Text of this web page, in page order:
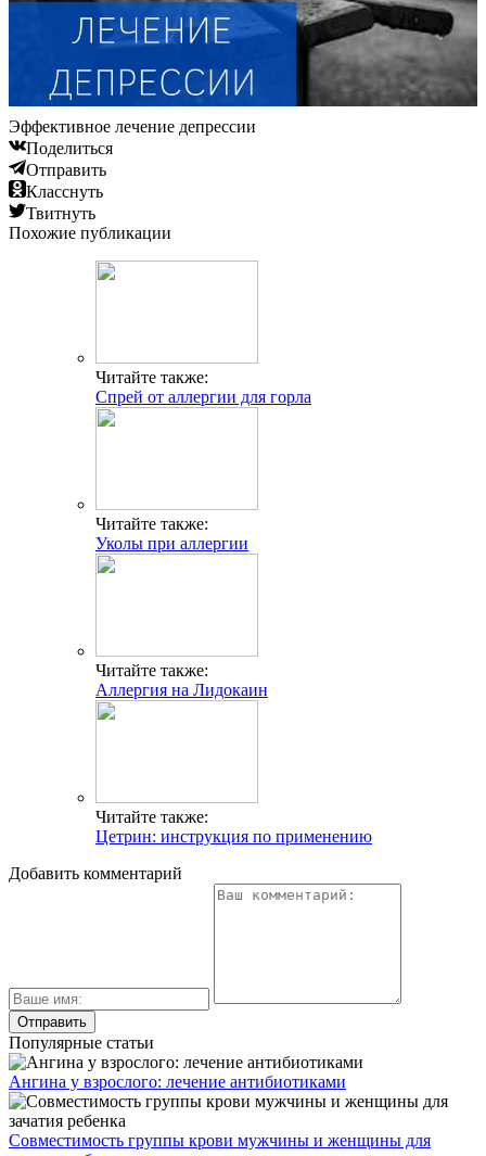
Эффективное лечение депрессии
Поделиться
Отправить
Класснуть
Твитнуть
Похожие публикации
Читайте также:
Спрей от аллергии для горла
Читайте также:
Уколы при аллергии
Читайте также:
Аллергия на Лидокаин
Читайте также:
Цетрин: инструкция по применению
Добавить комментарий
Популярные статьи
Ангина у взрослого: лечение антибиотиками
Совместимость группы крови мужчины и женщины для